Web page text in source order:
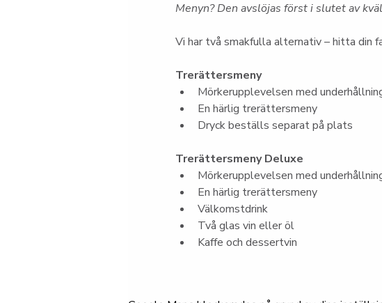
Menyn? Den avslöjas först i slutet av
Vi har två smakfulla alternativ – hitta din
Trerättersmeny
Mörkerupplevelsen med
En härlig trerättersmeny
Dryck beställs separat på plats
Trerättersmeny Deluxe
Mörkerupplevelsen med
En härlig trerättersmeny
Välkomstdrink
Två glas vin eller öl
Kaffe och dessertvin